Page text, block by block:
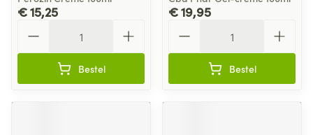
€ 15,25
Bestel
€ 19,95
Bestel